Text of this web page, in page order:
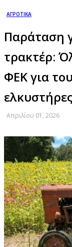
ΑΓΡΟΤΙΚΑ
Παράταση
τρακτέρ:
ΦΕΚ για
ελκυστήρες
Απριλίου 01, 2026